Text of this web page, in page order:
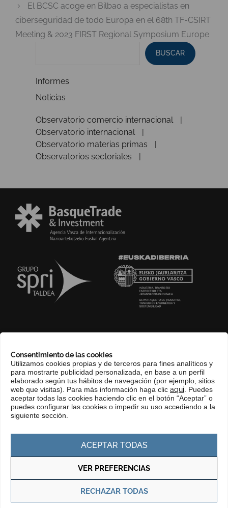
Consentimiento de las cookies
Utilizamos cookies propias y de terceros para fines analíticos y
para mostrarte publicidad personalizada, en base a un perfil
elaborado según tus hábitos de navegación (por ejemplo, sitios
web que visitas). Para más información haga clic aquí . Puedes
aceptar todas las cookies haciendo clic en el botón “Aceptar” o
puedes configurar las cookies o impedir su uso accediendo a la
siguiente sección.
ACEPTAR TODAS
RECHAZAR TODAS
VER PREFERENCIAS
El BCSC acoge en Bilbao a especialistas en
ciberseguridad de todo Europa en el 68th TF-CSIRT
Meeting & 2023 FIRST Regional Symposium Europe
BUSCAR
Informes
Noticias
Observatorio comercio internacional
Observatorio internacional
Observatorio materias primas
Observatorios sectoriales
COMPLIANCE CHANNEL
CONTACTO
EUSKERA
PERFIL DEL CONTRATANTE
Política de privacidad Política de cookies